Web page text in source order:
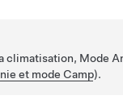
climatisation, Mode
et mode Camp).